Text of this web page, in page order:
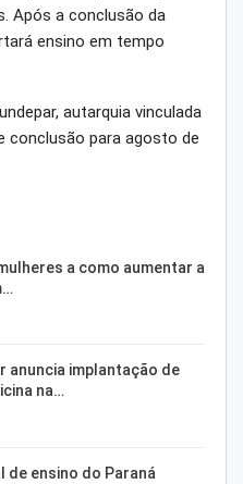
Após a conclusão da
ensino em tempo
autarquia vinculada
conclusão para agosto de
a como aumentar a
anuncia implantação de
na…
de ensino do Paraná